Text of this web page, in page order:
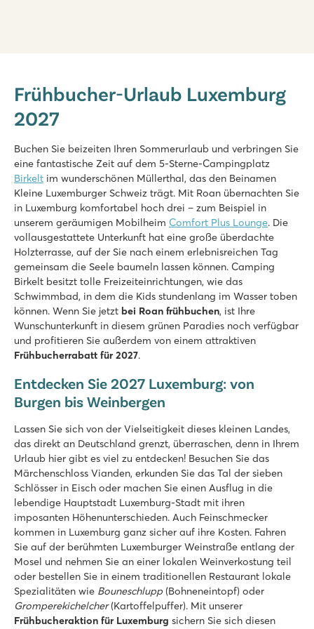
Luxemburg - - Müllerthal - Larochette
★ ★ ★ ★
Schönes beheiztes Hallenbad
Animationsteam und Indoor-Spielplatz
Ideal für einen Kurzurlaub!
Frühbucher-Urlaub Luxemburg
2027
Buchen Sie beizeiten Ihren Sommerurlaub und verbringen Sie
eine fantastische Zeit auf dem 5-Sterne-Campingplatz
Birkelt im wunderschönen Müllerthal, das den Beinamen
Kleine Luxemburger Schweiz trägt. Mit Roan übernachten Sie
in Luxemburg komfortabel hoch drei – zum Beispiel in
unserem geräumigen Mobilheim Comfort Plus Lounge. Die
vollausgestattete Unterkunft hat eine große überdachte
Holzterrasse, auf der Sie nach einem erlebnisreichen Tag
gemeinsam die Seele baumeln lassen können. Camping
Birkelt besitzt tolle Freizeiteinrichtungen, wie das
Schwimmbad, in dem die Kids stundenlang im Wasser toben
können. Wenn Sie jetzt bei Roan frühbuchen, ist Ihre
Wunschunterkunft in diesem grünen Paradies noch verfügbar
und profitieren Sie außerdem von einem attraktiven
Frühbucherrabatt für 2027.
Entdecken Sie 2027 Luxemburg: von
Burgen bis Weinbergen
Lassen Sie sich von der Vielseitigkeit dieses kleinen Landes,
das direkt an Deutschland grenzt, überraschen, denn in Ihrem
Urlaub hier gibt es viel zu entdecken! Besuchen Sie das
Märchenschloss Vianden, erkunden Sie das Tal der sieben
Schlösser in Eisch oder machen Sie einen Ausflug in die
lebendige Hauptstadt Luxemburg-Stadt mit ihren
imposanten Höhenunterschieden. Auch Feinschmecker
kommen in Luxemburg ganz sicher auf ihre Kosten. Fahren
Sie auf der berühmten Luxemburger Weinstraße entlang der
Mosel und nehmen Sie an einer lokalen Weinverkostung teil
oder bestellen Sie in einem traditionellen Restaurant lokale
Spezialitäten wie Bouneschlupp (Bohneneintopf) oder
Gromperekichelcher(Kartoffelpuffer). Mit unserer
Frühbucheraktion für Luxemburg sichern Sie sich diesen